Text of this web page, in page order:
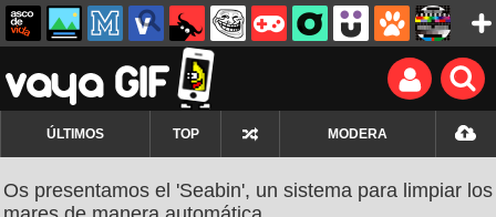
ÚLTIMOS TOP MODERA
Os presentamos el 'Seabin', un sistema para limpiar los